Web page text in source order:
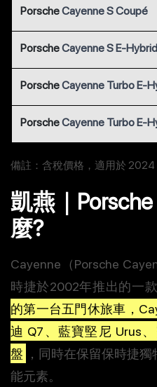
PorscheCayenne S Coupé
PorscheCayenne S E-
PorscheCayenne Turbo E-
PorscheCayenne Turbo E-
備註：含稅價格，適用於 2024
凱燕｜
麼?
Cayenne（Porsche
時捷於2002年推出的一
的第一台五門休旅車，
迪 Q7、藍寶堅尼 Urus
盤
，同時在保留保時捷
能元素。